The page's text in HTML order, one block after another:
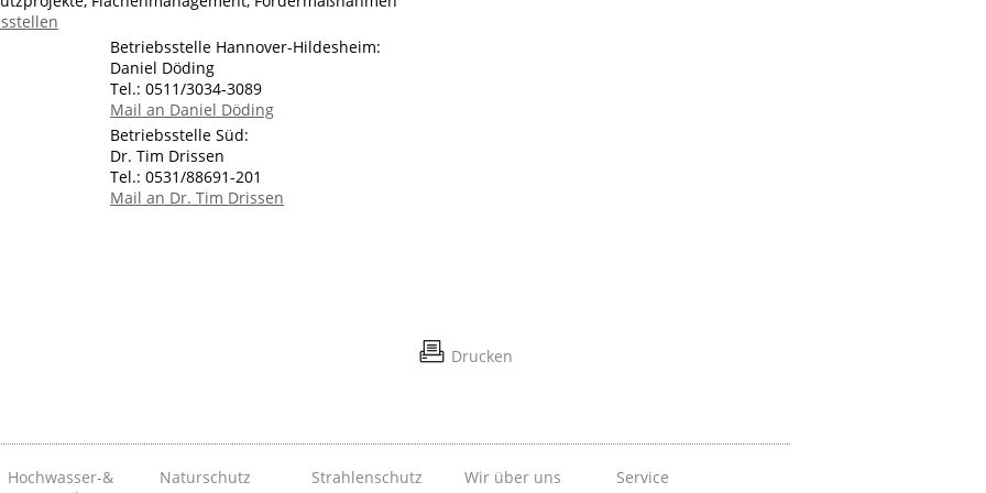
Betriebsstelle Hannover-Hildesheim:
Daniel Döding
Tel.: 0511/3034-3089
Mail an Daniel Döding
Betriebsstelle Süd:
Dr. Tim Drissen
Tel.: 0531/88691-201
Mail an Dr. Tim Drissen
Drucken
Hochwasser-&
Naturschutz Strahlenschutz Wir über uns Service